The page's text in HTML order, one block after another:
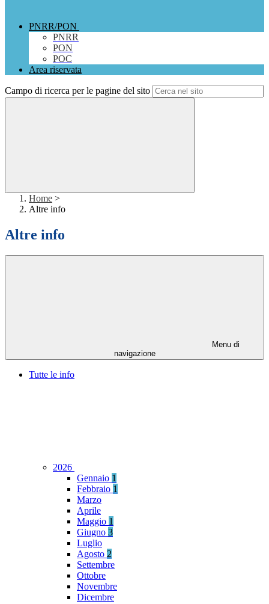
PNRR/PON
PNRR
PON
POC
Area riservata
Campo di ricerca per le pagine del sito
Home >
Altre info
Altre info
Menu di
navigazione
Tutte le info
2026
Gennaio 1
Febbraio 1
Marzo
Aprile
Maggio 1
Giugno 3
Luglio
Agosto 2
Settembre
Ottobre
Novembre
Dicembre